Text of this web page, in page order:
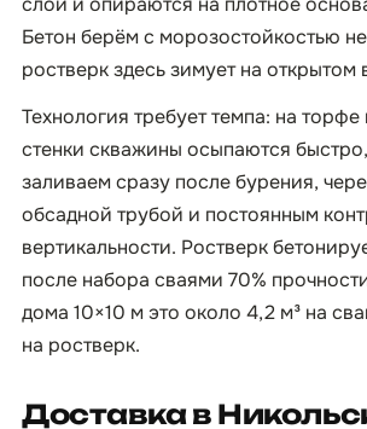
Бетон берём с морозостойкостью
ростверк здесь зимует на открытом
Технология требует темпа: на торфе
стенки скважины осыпаются
заливаем сразу после бурения,
обсадной трубой и постоянным
вертикальности. Ростверк
после набора сваями 70%
дома 10×10 м это около 4,2 м³ на
на ростверк.
Доставка в